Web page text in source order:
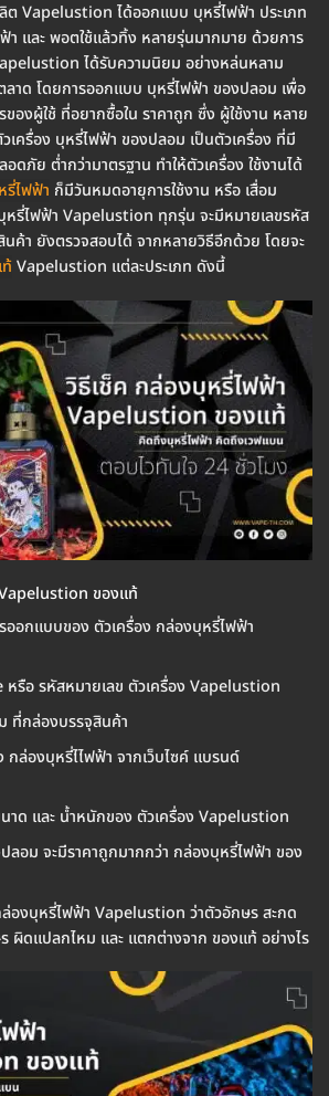
Vapelustion ได้ออกแบบ บุหรี่ไฟฟ้า ประเภท
และ พอตใช้แล้วทิ้ง หลายรุ่นมากมาย ด้วยการ
ได้รับความนิยม อย่างหล่นหลาม
าด โดยการออกแบบ บุหรี่ไฟฟ้า ของปลอม เพื่อ
องผู้ใช้ ที่อยากซื้อใน ราคาถูก ซึ่ง ผู้ใช้งาน หลาย
เครื่อง บุหรี่ไฟฟ้า ของปลอม เป็นตัวเครื่อง ที่มี
ภัย ต่ำกว่ามาตรฐาน ทำให้ตัวเครื่อง ใช้งานได้
ไฟฟ้า ก็มีวันหมดอายุการใช้งาน หรือ เสื่อม
หรี่ไฟฟ้า Vapelustion ทุกรุ่น จะมีหมายเลขรหัส
ค้า ยังตรวจสอบได้ จากหลายวิธีอีกด้วย โดยจะ
Vapelustion แต่ละประเภท ดังนี้
ของแท้
ออกแบบของ ตัวเครื่อง กล่องบุหรี่ไฟฟ้า
หรือ รหัสหมายเลข ตัวเครื่อง Vapelustion
ที่กล่องบรรจุสินค้า
กล่องบุหรี่ไไฟฟ้า จากเว็บไซค์ แบรนด์
าด และ น้ำหนักของ ตัวเครื่อง Vapelustion
ลอม จะมีราคาถูกมากกว่า กล่องบุหรี่ไฟฟ้า ของ
องบุหรี่ไฟฟ้า Vapelustion ว่าตัวอักษร สะกด
ผิดแปลกไหม และ แตกต่างจาก ของแท้ อย่างไร